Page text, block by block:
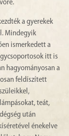
a gyerekek
Mindegyik
ismerkedett a
itt is
hagyományosan a
feldíszített
teát,
után
énekelve